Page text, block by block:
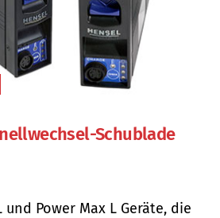
Schublade
und Power Max L Geräte, die